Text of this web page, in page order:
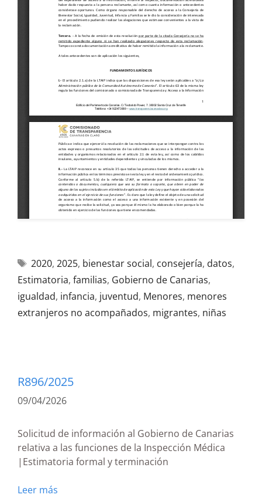
2020, 2025, bienestar social, consejería, datos,
Estimatoria, familias, Gobierno de Canarias,
igualdad, infancia, juventud, Menores, menores
extranjeros no acompañados, migrantes, niñas
R896/2025
09/04/2026
Solicitud de información al Gobierno de Canarias
relativa a las funciones de la Inspección Médica
|Estimatoria formal y terminación
Leer más